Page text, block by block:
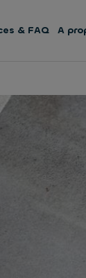
& FAQ A